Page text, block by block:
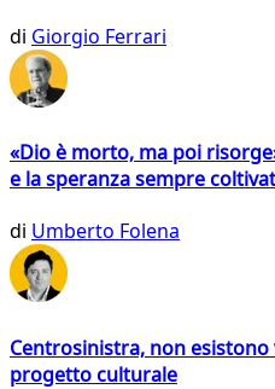
di Giorgio Ferrari
«Dio è morto, ma poi
e la speranza sempre
di Umberto Folena
Centrosinistra, non esistono
progetto culturale